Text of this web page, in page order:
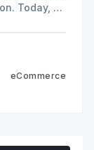
Today, AI
eCommerce